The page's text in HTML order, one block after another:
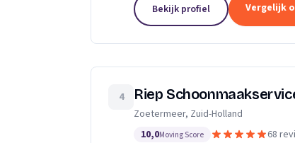
Bekijk profiel Vergelijk
4 Riep
Zoetermeer, Zuid-Holland
10,0Moving Score 68